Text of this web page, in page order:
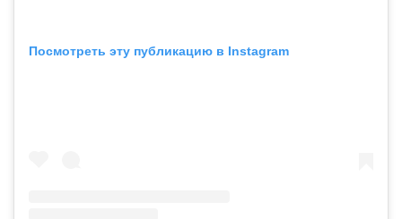
Посмотреть эту публикацию в Instagram